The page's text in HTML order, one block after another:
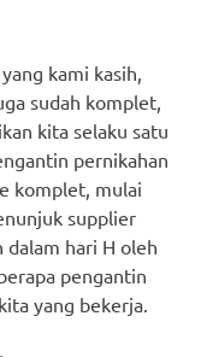
kami kasih,
sudah komplet,
kita selaku satu
pernikahan
komplet, mulai
supplier
dalam hari H oleh
pengantin
yang bekerja.